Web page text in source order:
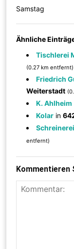
Samstag
Ähnliche
Tischlerei
(0.27 km entfernt)
Friedrich
Weiterstadt
K. Ahlheim
Kolar in
entfernt)
Kommentieren